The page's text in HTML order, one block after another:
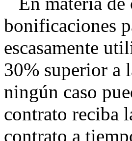
bonificaciones
escasamente
30% superior a
ningún caso
contrato reciba
contrato a